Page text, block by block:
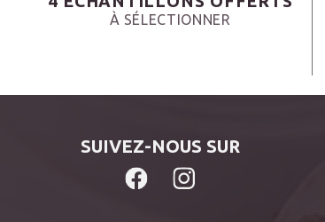
À SÉLECTIONNER
SUIVEZ-NOUS SUR